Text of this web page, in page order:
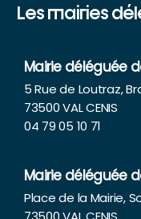
Les mairies
Mairie déléguée
5 Rue de Loutraz,
73500 VAL CENIS
04 79 05 10 71
Mairie déléguée
Place de la Mairie,